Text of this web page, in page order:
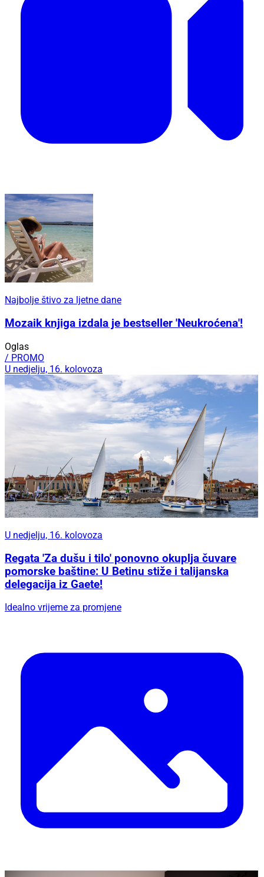
Najbolje štivo za ljetne dane
Mozaik knjiga izdala je bestseller 'Neukroćena'!
Oglas
/ PROMO
U nedjelju, 16. kolovoza
U nedjelju, 16. kolovoza
Regata 'Za dušu i tilo' ponovno okuplja čuvare
pomorske baštine: U Betinu stiže i talijanska
delegacija iz Gaete!
Idealno vrijeme za promjene